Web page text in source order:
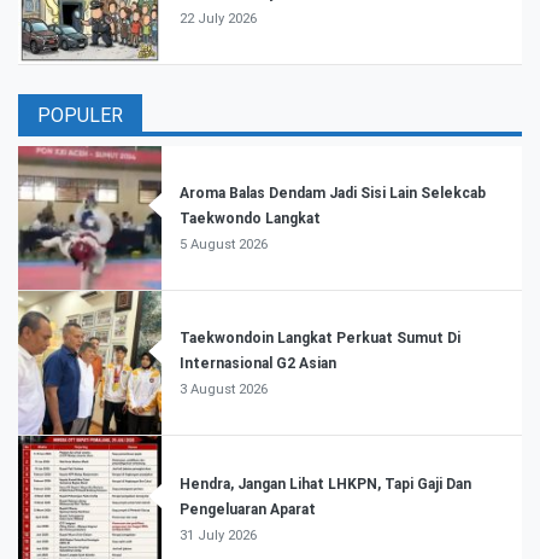
22 July 2026
POPULER
Aroma Balas Dendam Jadi Sisi Lain Selekcab
Taekwondo Langkat
5 August 2026
Taekwondoin Langkat Perkuat Sumut Di
Internasional G2 Asian
3 August 2026
Hendra, Jangan Lihat LHKPN, Tapi Gaji Dan
Pengeluaran Aparat
31 July 2026